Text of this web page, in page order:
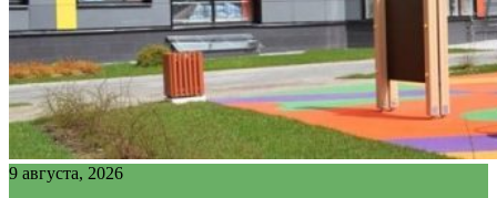
9 августа, 2026